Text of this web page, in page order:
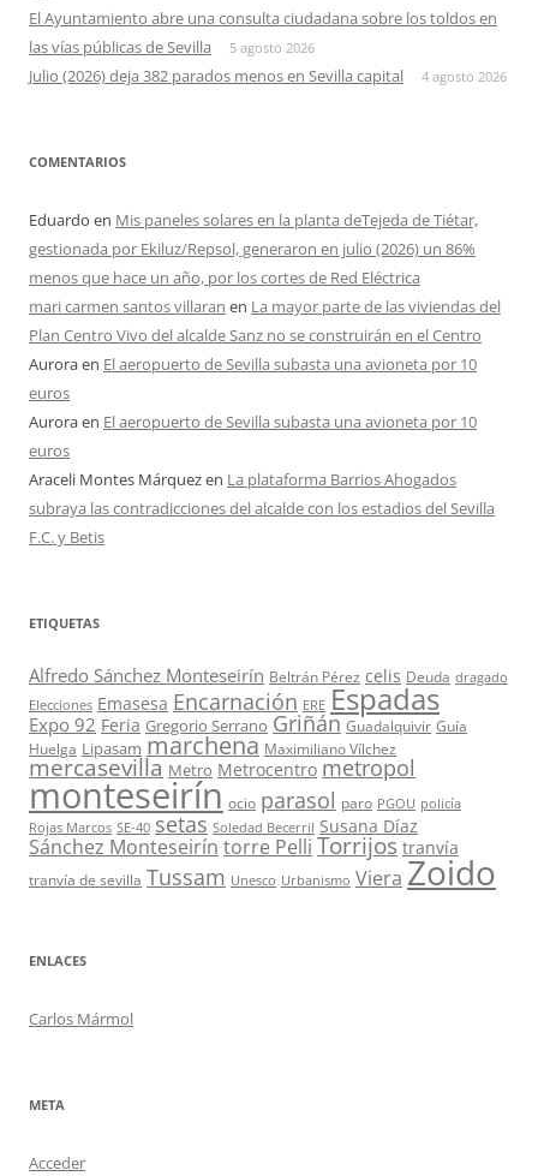
El Ayuntamiento abre una consulta ciudadana sobre los toldos en
las vías públicas de Sevilla
5 agosto 2026
Julio (2026) deja 382 parados menos en Sevilla capital 4 agosto 2026
COMENTARIOS
Eduardo en Mis paneles solares en la planta deTejeda de Tiétar,
gestionada por Ekiluz/Repsol, generaron en julio (2026) un 86%
menos que hace un año, por los cortes de Red Eléctrica
mari carmen santos villaran en La mayor parte de las viviendas del
Plan Centro Vivo del alcalde Sanz no se construirán en el Centro
Auroraen El aeropuerto de Sevilla subasta una avioneta por 10
euros
Auroraen El aeropuerto de Sevilla subasta una avioneta por 10
euros
Araceli Montes Márquezen La plataforma Barrios Ahogados
subraya las contradicciones del alcalde con los estadios del Sevilla
F.C. y Betis
ETIQUETAS
Alfredo Sánchez Monteseirín Beltrán Pérez celis Deuda dragado
Elecciones Emasesa Encarnación ERE Espadas
Expo 92 Feria Gregorio Serrano Griñán Guadalquivir Guía
Huelga Lipasam marchena Maximiliano Vílchez
mercasevilla Metro Metrocentro metropol
monteseirín ocio parasol paro PGOU policía
Rojas Marcos SE-40 setas Soledad Becerril Susana Díaz
Sánchez Monteseirín torre Pelli Torrijos tranvía
tranvía de sevilla Tussam Unesco Urbanismo Viera Zoido
ENLACES
Carlos Mármol
META
Acceder